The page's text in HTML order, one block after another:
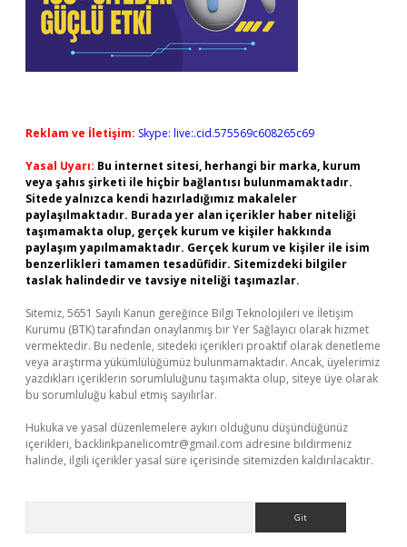
Reklam ve İletişim: Skype: live:.cid.575569c608265c69
Yasal Uyarı: Bu internet sitesi, herhangi bir marka, kurum
veya şahıs şirketi ile hiçbir bağlantısı bulunmamaktadır.
Sitede yalnızca kendi hazırladığımız makaleler
paylaşılmaktadır. Burada yer alan içerikler haber niteliği
taşımamakta olup, gerçek kurum ve kişiler hakkında
paylaşım yapılmamaktadır. Gerçek kurum ve kişiler ile isim
benzerlikleri tamamen tesadüfidir. Sitemizdeki bilgiler
taslak halindedir ve tavsiye niteliği taşımazlar.
Sitemiz, 5651 Sayılı Kanun gereğince Bilgi Teknolojileri ve İletişim
Kurumu (BTK) tarafından onaylanmış bir Yer Sağlayıcı olarak hizmet
vermektedir. Bu nedenle, sitedeki içerikleri proaktif olarak denetleme
veya araştırma yükümlülüğümüz bulunmamaktadır. Ancak, üyelerimiz
yazdıkları içeriklerin sorumluluğunu taşımakta olup, siteye üye olarak
bu sorumluluğu kabul etmiş sayılırlar.
Hukuka ve yasal düzenlemelere aykırı olduğunu düşündüğünüz
içerikleri, backlinkpanelicomtr@gmail.com adresine bildirmeniz
halinde, ilgili içerikler yasal süre içerisinde sitemizden kaldırılacaktır.